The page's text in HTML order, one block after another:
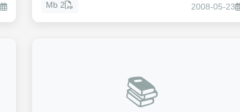
2008-05-23
2 Mb
📚